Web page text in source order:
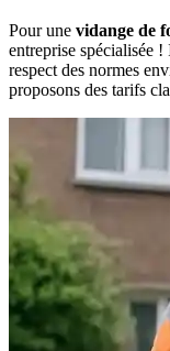
Pour une vidange de
entreprise spécialisée
respect des normes
proposons des tarifs